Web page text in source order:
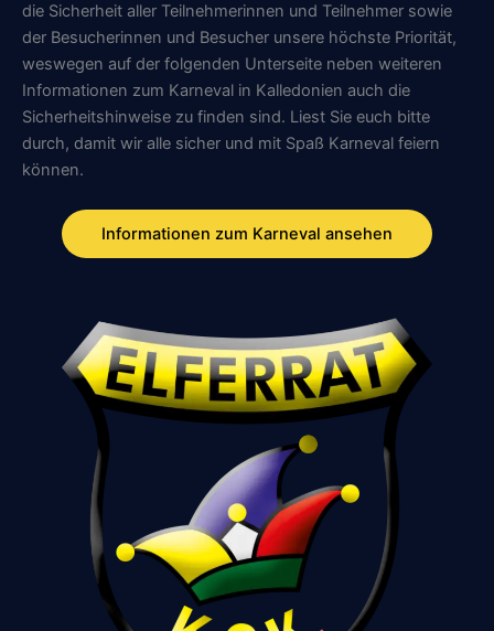
die Sicherheit aller Teilnehmerinnen und Teilnehmer sowie
der Besucherinnen und Besucher unsere höchste Priorität,
weswegen auf der folgenden Unterseite neben weiteren
Informationen zum Karneval in Kalledonien auch die
Sicherheitshinweise zu finden sind. Liest Sie euch bitte
durch, damit wir alle sicher und mit Spaß Karneval feiern
können.
Informationen zum Karneval ansehen